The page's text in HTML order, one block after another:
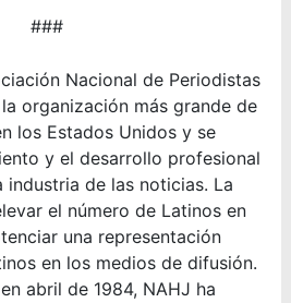
###
Nacional de Periodistas
organización más grande de
los Estados Unidos y se
y el desarrollo profesional
industria de las noticias. La
el número de Latinos en
una representación
en los medios de difusión.
abril de 1984, NAHJ ha